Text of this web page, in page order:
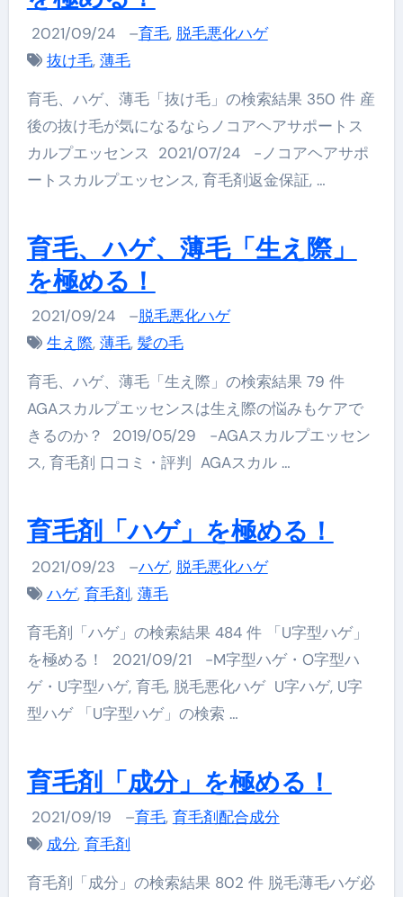
2021/09/24 –育毛, 脱毛悪化ハゲ
抜け毛, 薄毛
育毛、ハゲ、薄毛「抜け毛」の検索結果 350 件 産
後の抜け毛が気になるならノコアヘアサポートス
カルプエッセンス 2021/07/24 -ノコアヘアサポ
ートスカルプエッセンス, 育毛剤返金保証, …
育毛、ハゲ、薄毛「生え際」
を極める！
2021/09/24 –脱毛悪化ハゲ
生え際, 薄毛, 髪の毛
育毛、ハゲ、薄毛「生え際」の検索結果 79 件
AGAスカルプエッセンスは生え際の悩みもケアで
きるのか？ 2019/05/29 -AGAスカルプエッセン
ス, 育毛剤 口コミ・評判 AGAスカル …
育毛剤「ハゲ」を極める！
2021/09/23 –ハゲ, 脱毛悪化ハゲ
ハゲ, 育毛剤, 薄毛
育毛剤「ハゲ」の検索結果 484 件 「U字型ハゲ」
を極める！ 2021/09/21 -M字型ハゲ・O字型ハ
ゲ・U字型ハゲ, 育毛, 脱毛悪化ハゲ U字ハゲ, U字
型ハゲ 「U字型ハゲ」の検索 …
育毛剤「成分」を極める！
2021/09/19 –育毛, 育毛剤配合成分
成分, 育毛剤
育毛剤「成分」の検索結果 802 件 脱毛薄毛ハゲ必